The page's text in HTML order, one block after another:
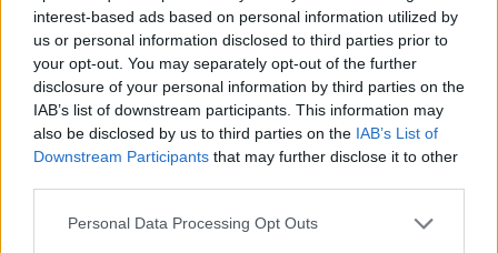
interest-based ads based on personal information utilized by
us or personal information disclosed to third parties prior to
your opt-out. You may separately opt-out of the further
disclosure of your personal information by third parties on the
IAB’s list of downstream participants. This information may
also be disclosed by us to third parties on the IAB’s List of
Downstream Participants that may further disclose it to other
Please note that this website/app uses one or more Google
Personal Data Processing Opt Outs
2026.08.06. Fazekas Adrián
Csődbe ment a tószegi Accell Hunland, a hazai
kerékpárgyártás meghatározó szereplője
Leállt a termelés a tószegi üzemben, miközben a holland
anyavállalat fizetési haladékot kért. Az európai
kerékpáripar...